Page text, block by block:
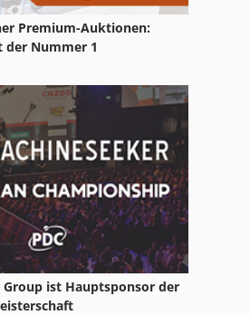
Premium-Auktionen:
der Nummer 1
Group ist Hauptsponsor der